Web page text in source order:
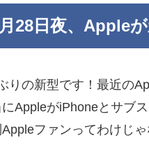
28日夜、Apple
りの新型です！最近の
AppleがiPhoneとサブ
ファンってわけじ